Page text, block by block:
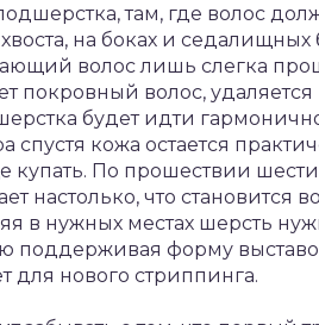
там, где волос
на боках и седалищных
волос лишь слегка
покровный волос,
будет идти
спустя кожа остается
купать. По прошествии
настолько, что
в нужных местах шерсть
поддерживая форму
для нового стриппинга.